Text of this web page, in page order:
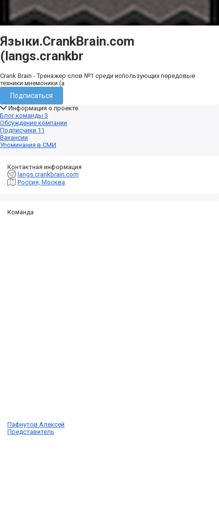
Языки.CrankBrain.com
(langs.crankbr
Crank Brain - Тренажер слов №1 среди использующих передовые
техники мнемоники (а
Подписаться
Информация о проекте
Блог команды 3
Обсуждение компании
Подписчики 11
Вакансии
Упоминания в СМИ
Контактная информация
langs.crankbrain.com
Россия, Москва
Команда
Пафнутов Алексей
Представитель